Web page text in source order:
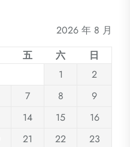
2026 年 8 月
五 六
日
1
2
7 8
9
14 15
16
21 22
23